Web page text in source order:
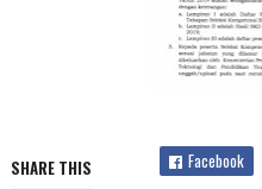
SHARE THIS Facebook